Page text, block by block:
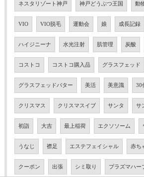
ネスタリゾート神戸 神戸どうぶつ王国 動
VIO VIO脱毛 運動会 娘 成長記録
ハイジニーナ 水光注射 肌管理 炭酸
コストコ コストコ購入品 グラスフェッド
グラスフェッドバター 美活 美意識 30
クリスマス クリスマスイブ サンタ サ
初詣 大吉 最上稲荷 エクソソーム
うなじ 襟足 エステフェイシャル 赤ち
クーポン 出張 シミ取り プラズマハー